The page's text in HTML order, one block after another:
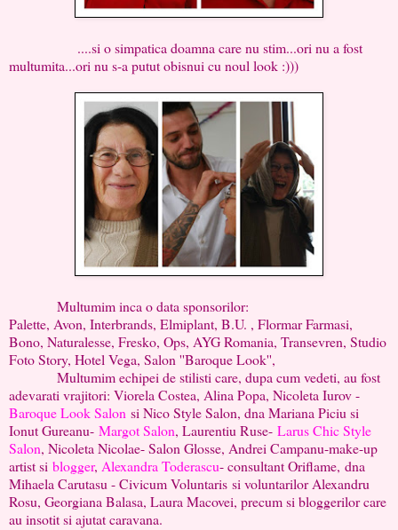
....si o simpatica doamna care nu stim...ori nu a fost
multumita...ori nu s-a putut obisnui cu noul look :)))
Multumim inca o data sponsorilor:
Palette, Avon, Interbrands, Elmiplant, B.U. , Flormar Farmasi,
Bono, Naturalesse, Fresko, Ops, AYG Romania, Transevren, Studio
Foto Story, Hotel Vega, Salon ''Baroque Look'',
Multumim echipei de stilisti care, dupa cum vedeti, au fost
adevarati vrajitori: Viorela Costea, Alina Popa, Nicoleta Iurov -
Baroque Look Salon si Nico Style Salon, dna Mariana Piciu si
Ionut Gureanu- Margot Salon, Laurentiu Ruse- Larus Chic Style
Salon, Nicoleta Nicolae- Salon Glosse, Andrei Campanu-make-up
artist si blogger, Alexandra Toderascu- consultant Oriflame, dna
Mihaela Carutasu - Civicum Voluntaris si voluntarilor Alexandru
Rosu, Georgiana Balasa, Laura Macovei, precum si bloggerilor care
au insotit si ajutat caravana.